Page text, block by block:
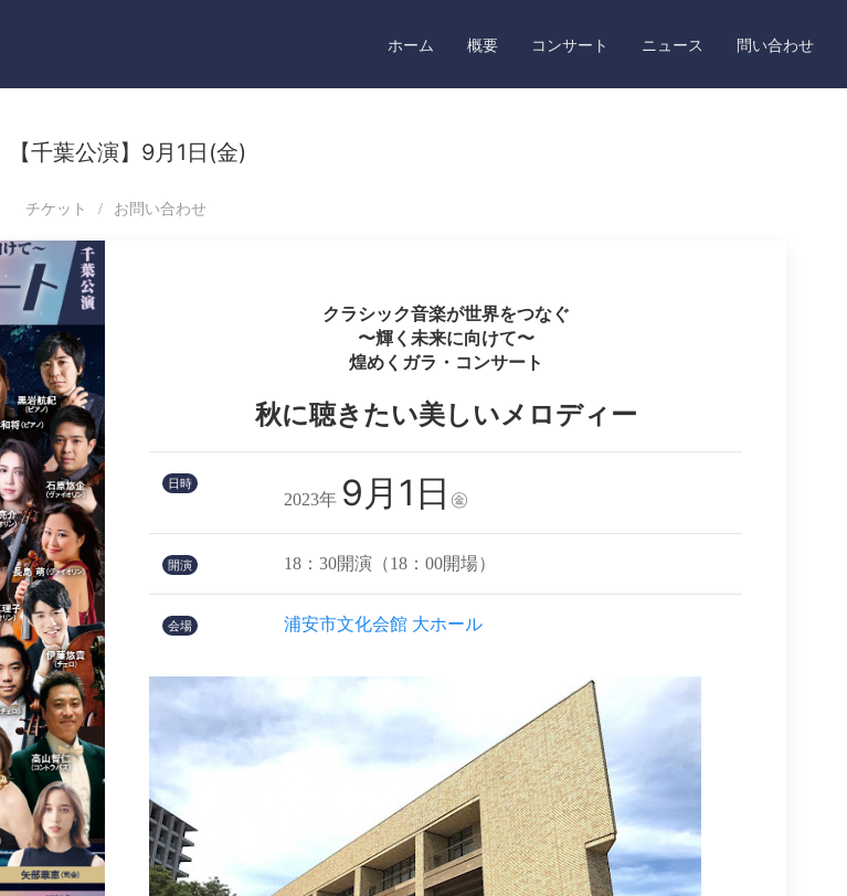
ホーム 概要 コンサート ニュース 問い合わせ
【千葉公演】9月1日(金)
チケット お問い合わせ
クラシック音楽が世界をつなぐ
〜輝く未来に向けて〜
煌めくガラ・コンサート
秋に聴きたい美しいメロディー
日時
2023年 9月1日 ㊎
開演 18：30開演（18：00開場）
会場 浦安市文化会館 大ホール